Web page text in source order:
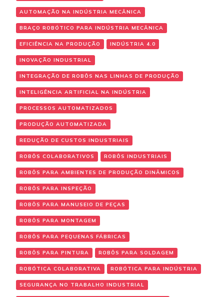
AUTOMAÇÃO NA INDÚSTRIA MECÂNICA
BRAÇO ROBÓTICO PARA INDÚSTRIA MECÂNICA
EFICIÊNCIA NA PRODUÇÃO INDÚSTRIA 4.0
INOVAÇÃO INDUSTRIAL
INTEGRAÇÃO DE ROBÔS NAS LINHAS DE PRODUÇÃO
INTELIGÊNCIA ARTIFICIAL NA INDÚSTRIA
PROCESSOS AUTOMATIZADOS
PRODUÇÃO AUTOMATIZADA
REDUÇÃO DE CUSTOS INDUSTRIAIS
ROBÔS COLABORATIVOS ROBÔS INDUSTRIAIS
ROBÔS PARA AMBIENTES DE PRODUÇÃO DINÂMICOS
ROBÔS PARA INSPEÇÃO
ROBÔS PARA MANUSEIO DE PEÇAS
ROBÔS PARA MONTAGEM
ROBÔS PARA PEQUENAS FÁBRICAS
ROBÔS PARA PINTURA ROBÔS PARA SOLDAGEM
ROBÓTICA COLABORATIVA ROBÓTICA PARA INDÚSTRIA
SEGURANÇA NO TRABALHO INDUSTRIAL